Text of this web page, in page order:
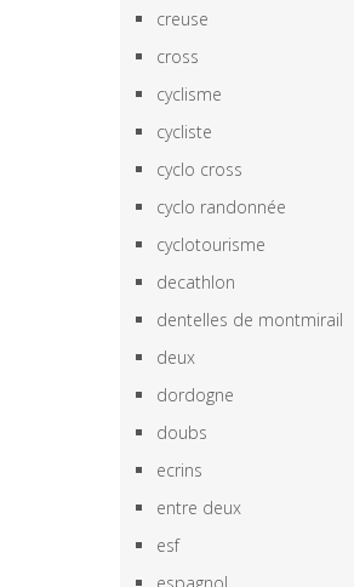
creuse
cross
cyclisme
cycliste
cyclo cross
cyclo randonnée
cyclotourisme
decathlon
dentelles de montmirail
deux
dordogne
doubs
ecrins
entre deux
esf